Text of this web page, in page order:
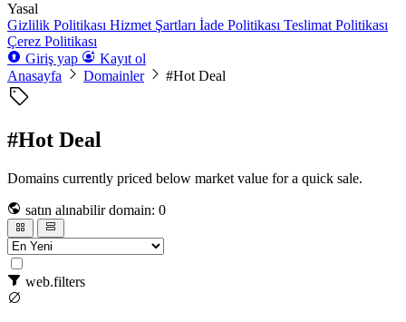
Yasal
Gizlilik Politikası Hizmet Şartları İade Politikası Teslimat Politikası
Çerez Politikası
Giriş yap
Kayıt ol
Anasayfa
Domainler #Hot Deal
#Hot Deal
Domains currently priced below market value for a quick sale.
satın alınabilir domain: 0
web.filters